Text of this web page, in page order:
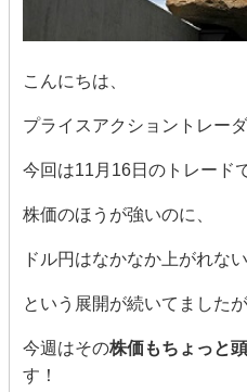
こんにちは、
プライスアクショントレー
今回は11月16日のトレード
株価のほうが強いのに、
ドル円はなかなか上がれない
という展開が続いてましたが
今週はその株価もちょっと
す！